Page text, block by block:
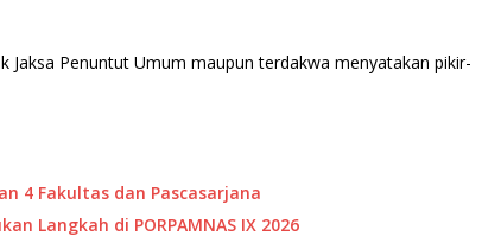
Jaksa Penuntut Umum maupun terdakwa menyatakan pikir-
4 Fakultas dan Pascasarjana
Langkah di PORPAMNAS IX 2026